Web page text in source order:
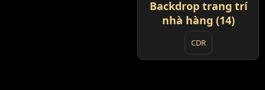
Backdrop trang trí
nhà hàng (14)
CDR